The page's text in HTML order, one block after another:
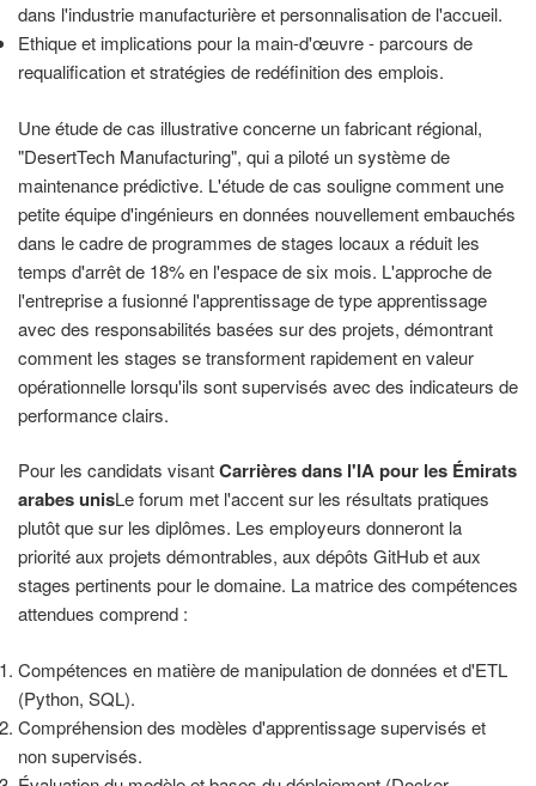
dans l'industrie manufacturière et personnalisation de l'accueil.
Ethique et implications pour la main-d'œuvre - parcours de
requalification et stratégies de redéfinition des emplois.
Une étude de cas illustrative concerne un fabricant régional,
"DesertTech Manufacturing", qui a piloté un système de
maintenance prédictive. L'étude de cas souligne comment une
petite équipe d'ingénieurs en données nouvellement embauchés
dans le cadre de programmes de stages locaux a réduit les
temps d'arrêt de 18% en l'espace de six mois. L'approche de
l'entreprise a fusionné l'apprentissage de type apprentissage
avec des responsabilités basées sur des projets, démontrant
comment les stages se transforment rapidement en valeur
opérationnelle lorsqu'ils sont supervisés avec des indicateurs de
performance clairs.
Pour les candidats visantCarrières dans l'IA pour les Émirats
arabes unisLe forum met l'accent sur les résultats pratiques
plutôt que sur les diplômes. Les employeurs donneront la
priorité aux projets démontrables, aux dépôts GitHub et aux
stages pertinents pour le domaine. La matrice des compétences
attendues comprend :
Compétences en matière de manipulation de données et d'ETL
(Python, SQL).
Compréhension des modèles d'apprentissage supervisés et
non supervisés.